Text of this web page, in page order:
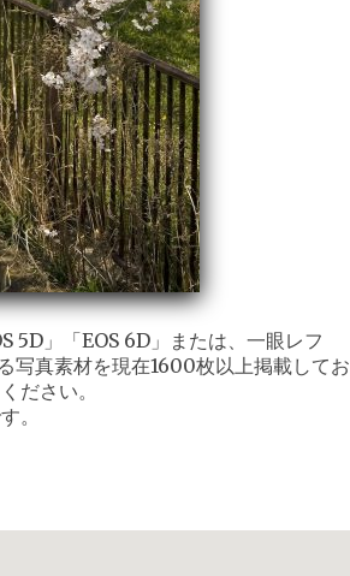
5D」「EOS 6D」または、一眼レフ
写真素材を現在1600枚以上掲載してお
ださい。
。